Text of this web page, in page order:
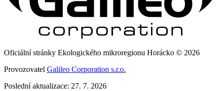
Oficiální stránky Ekologického mikroregionu Horácko © 2026
Provozovatel Galileo Corporation s.r.o.
Poslední aktualizace: 27. 7. 2026